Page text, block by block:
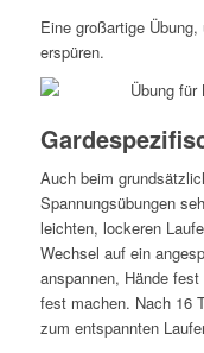
Eine großartige
erspüren.
Auch beim
Spannungsübungen
leichten, lockeren
Wechsel auf ein
anspannen, Hände
fest machen. Nach 16
zum entspannten